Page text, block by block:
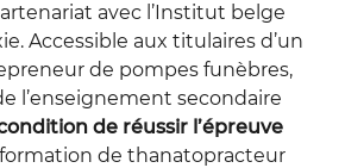
avec l’Institut belge
Accessible aux titulaires d’un
de pompes funèbres,
l’enseignement secondaire
de réussir l’épreuve
formation de thanatopracteur